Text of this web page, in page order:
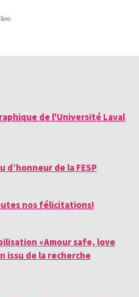
de l'Université Laval
d’honneur de la FESP
nos félicitations!
«Amour safe, love
issu de la recherche